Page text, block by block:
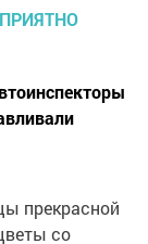
прекрасной
со